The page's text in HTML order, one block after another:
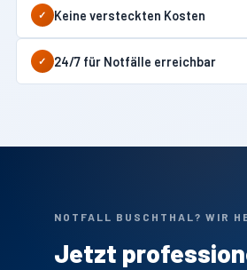
✓ Keine versteckten Kosten
✓ 24/7 für Notfälle erreichbar
NOTFALL BUSCHTHAL? WIR
Jetzt